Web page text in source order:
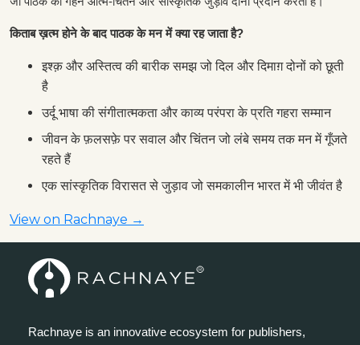
किताब ख़त्म होने के बाद पाठक के मन में क्या रह जाता है?
इश्क़ और अस्तित्व की बारीक समझ जो दिल और दिमाग़ दोनों को छूती
है
उर्दू भाषा की संगीतात्मकता और काव्य परंपरा के प्रति गहरा सम्मान
जीवन के फ़लसफ़े पर सवाल और चिंतन जो लंबे समय तक मन में गूँजते
रहते हैं
एक सांस्कृतिक विरासत से जुड़ाव जो समकालीन भारत में भी जीवंत है
View on Rachnaye →
Rachnaye is an innovative ecosystem for publishers,